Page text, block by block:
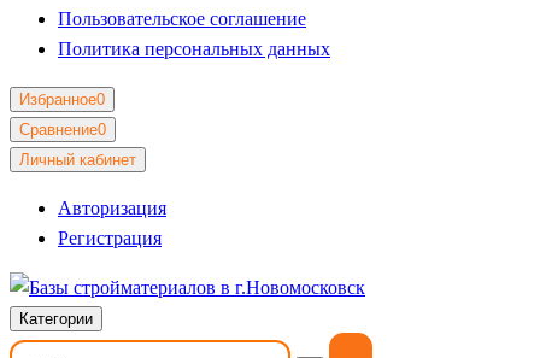
Пользовательское соглашение
Политика персональных данных
Избранное0
Сравнение0
Личный кабинет
Авторизация
Регистрация
Категории